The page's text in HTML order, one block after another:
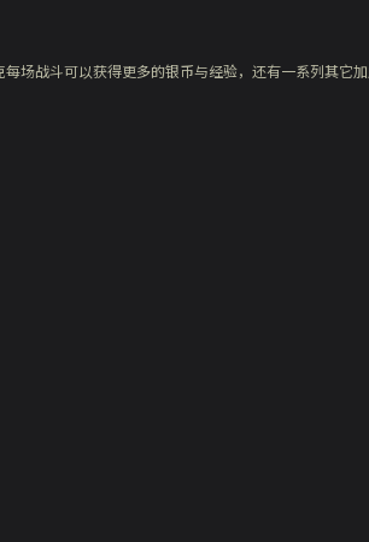
场战斗可以获得更多的银币与经验，还有一系列其它加